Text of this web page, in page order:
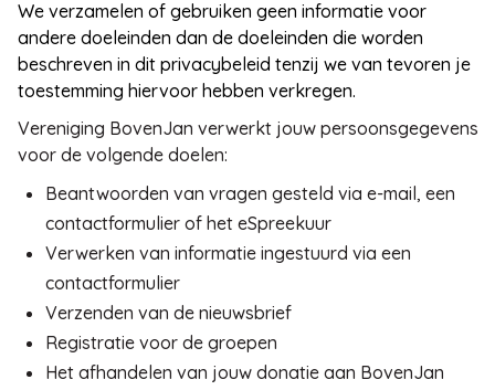
We verzamelen of gebruiken geen informatie voor
andere doeleinden dan de doeleinden die worden
beschreven in dit privacybeleid tenzij we van tevoren je
toestemming hiervoor hebben verkregen.
Vereniging BovenJan verwerkt jouw persoonsgegevens
voor de volgende doelen:
Beantwoorden van vragen gesteld via e-mail, een
contactformulier of het eSpreekuur
Verwerken van informatie ingestuurd via een
contactformulier
Verzenden van de nieuwsbrief
Registratie voor de groepen
Het afhandelen van jouw donatie aan BovenJan